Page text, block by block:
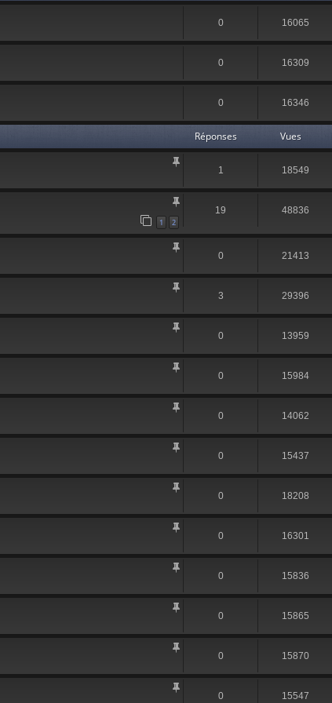
0 16065
0 16309
0 16346
Réponses Vues
1 18549
1 2
19 48836
0 21413
3 29396
0 13959
0 15984
0 14062
0 15437
0 18208
0 16301
0 15836
0 15865
0 15870
0 15547